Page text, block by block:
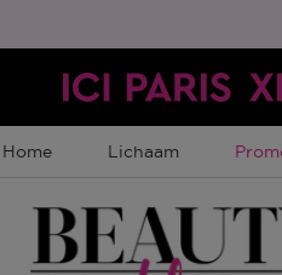
Home Lichaam